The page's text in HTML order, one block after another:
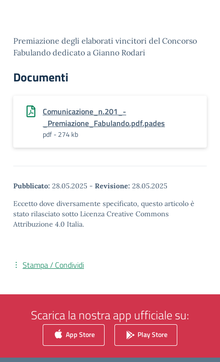
Premiazione degli elaborati vincitori del Concorso
Fabulando dedicato a Gianno Rodari
Documenti
Comunicazione_n.201_-
_Premiazione_Fabulando.pdf.pades
pdf - 274 kb
Pubblicato: 28.05.2025 - Revisione: 28.05.2025
Eccetto dove diversamente specificato, questo articolo è
stato rilasciato sotto Licenza Creative Commons
Attribuzione 4.0 Italia.
Stampa / Condividi
Scarica la nostra app ufficiale su:
App Store Play Store